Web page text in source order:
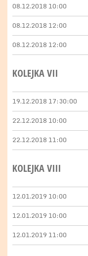
08.12.2018 10:00
08.12.2018 12:00
08.12.2018 12:00
KOLEJKA VII
19.12.2018 17:30:00
22.12.2018 10:00
22.12.2018 11:00
KOLEJKA VIII
12.01.2019 10:00
12.01.2019 10:00
12.01.2019 11:00